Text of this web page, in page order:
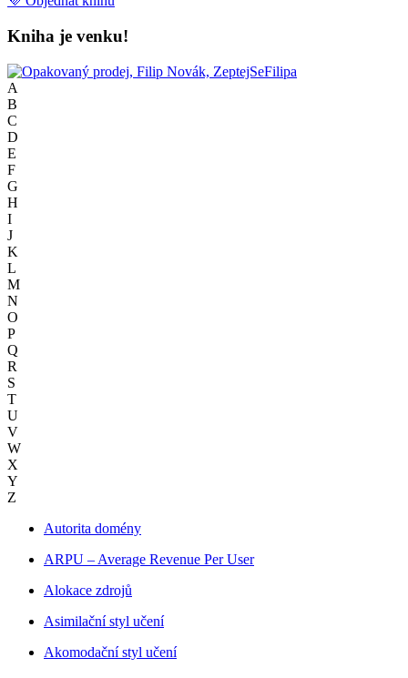
Kniha je venku!
A
B
C
D
E
F
G
H
I
J
K
L
M
N
O
P
Q
R
S
T
U
V
W
X
Y
Z
Autorita domény
ARPU – Average Revenue Per User
Alokace zdrojů
Asimilační styl učení
Akomodační styl učení